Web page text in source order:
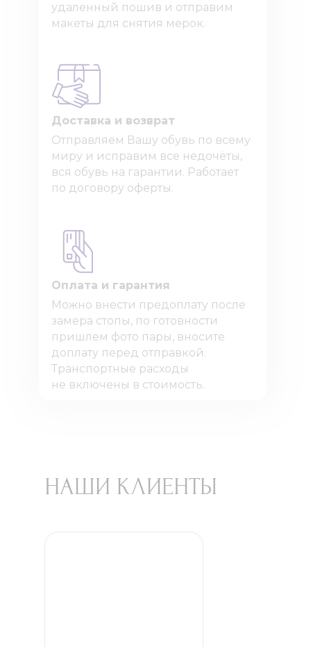
Доставка и возврат
удаленный пошив и отправим
макеты для снятия мерок.
Отправляем Вашу обувь по всему
миру и исправим все недочёты,
вся обувь на гарантии. Работает
по договору оферты.
Оплата и гарантия
Можно внести предоплату после
замера стопы, по готовности
пришлем фото пары, вносите
доплату перед отправкой.
Транспортные расходы
не включены в стоимость.
НАШИ КЛИЕНТЫ